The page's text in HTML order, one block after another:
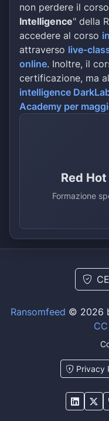
non perdere il
Intelligence" della
accedere al corso
attraverso live-
online. Inoltre, il
certificazione, ma
intelligence
Academy per
Red
Formazione
Ransomfeed © 2026
Privacy